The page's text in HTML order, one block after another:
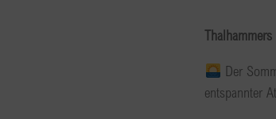
Thalhammers
Der
entspannter